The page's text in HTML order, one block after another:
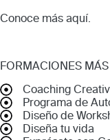
Conoce más aquí.
FORMACIONES
Coaching
Programa de
Diseño de
Diseña tu vida